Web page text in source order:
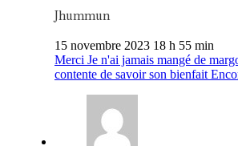
Jhummun
15 novembre 2023 18 h 55 min
Merci Je n'ai jamais mangé de
contente de savoir son bienfait